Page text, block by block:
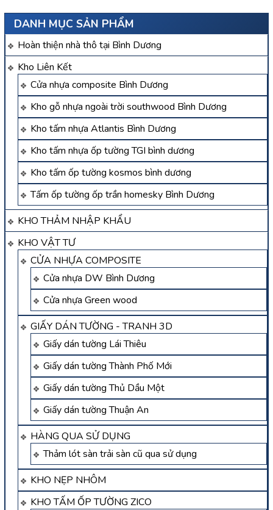
DANH MỤC SẢN PHẨM
Hoàn thiện nhà thô tại Bình Dương
Kho Liên Kết
Cửa nhựa composite Bình Dương
Kho gỗ nhựa ngoài trời southwood Bình Dương
Kho tấm nhựa Atlantis Bình Dương
Kho tấm nhựa ốp tường TGI bình dương
Kho tấm ốp tường kosmos bình dương
Tấm ốp tường ốp trần homesky Bình Dương
KHO THẢM NHẬP KHẨU
KHO VẬT TƯ
CỬA NHỰA COMPOSITE
Cửa nhựa DW Bình Dương
Cửa nhựa Green wood
GIẤY DÁN TƯỜNG - TRANH 3D
Giấy dán tường Lái Thiêu
Giấy dán tường Thành Phố Mới
Giấy dán tường Thủ Dầu Một
Giấy dán tường Thuận An
HÀNG QUA SỬ DỤNG
Thảm lót sàn trải sàn cũ qua sử dụng
KHO NẸP NHÔM
KHO TẤM ỐP TƯỜNG ZICO